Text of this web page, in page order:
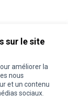
sur le site
améliorer la
nous
et un contenu
sociaux.